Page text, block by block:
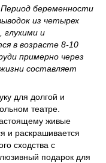
беременности
из четырех
и
в возрасте 8-10
примерно через
составляет
для долгой и
театре.
живые
и раскрашивается
сходства с
подарок для